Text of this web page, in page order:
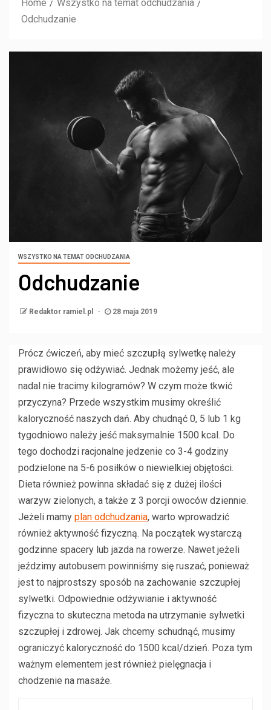
Home
Wszystko na temat odchudzania
Odchudzanie
WSZYSTKO NA TEMAT ODCHUDZANIA
Odchudzanie
Redaktor ramiel.pl 28 maja 2019
Prócz ćwiczeń, aby mieć szczupłą sylwetkę należy
prawidłowo się odżywiać. Jednak możemy jeść, ale
nadal nie tracimy kilogramów? W czym może tkwić
przyczyna? Przede wszystkim musimy określić
kaloryczność naszych dań. Aby chudnąć 0, 5 lub 1 kg
tygodniowo należy jeść maksymalnie 1500 kcal. Do
tego dochodzi racjonalne jedzenie co 3-4 godziny
podzielone na 5-6 posiłków o niewielkiej objętości.
Dieta również powinna składać się z dużej ilości
warzyw zielonych, a także z 3 porcji owoców dziennie.
Jeżeli mamy plan odchudzania, warto wprowadzić
również aktywność fizyczną. Na początek wystarczą
godzinne spacery lub jazda na rowerze. Nawet jeżeli
jeździmy autobusem powinniśmy się ruszać, ponieważ
jest to najprostszy sposób na zachowanie szczupłej
sylwetki. Odpowiednie odżywianie i aktywność
fizyczna to skuteczna metoda na utrzymanie sylwetki
szczupłej i zdrowej. Jak chcemy schudnąć, musimy
ograniczyć kaloryczność do 1500 kcal/dzień. Poza tym
ważnym elementem jest również pielęgnacja i
chodzenie na masaże.